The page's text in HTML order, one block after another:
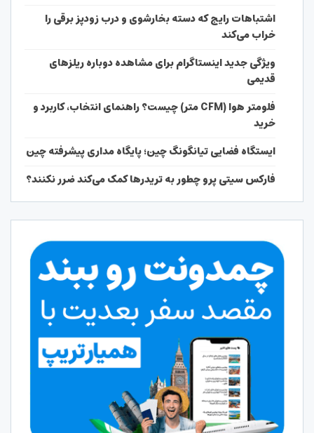
اشتباهات رایج که دسته بخارشوی و درب زودپز برقی را
خراب می‌کند
ویژگی جدید اینستاگرام برای مشاهده دوباره ریلزهای
قدیمی
فلومتر هوا (CFM متر) چیست؟ راهنمای انتخاب، کاربرد و
خرید
ایستگاه فضایی تیانگونگ چین؛ پایگاه مداری پیشرفته چین
فارکس سیتی پرو چطور به تریدرها کمک می‌کند ضرر نکنند؟